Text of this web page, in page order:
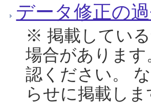
データ修正の
※ 掲載してい
場合がありま
認ください。
らせに掲載しま